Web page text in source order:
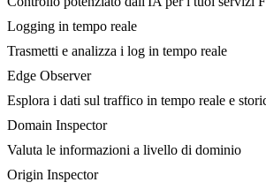
Logging in tempo reale
Trasmetti e analizza i log in tempo reale
Edge Observer
Esplora i dati sul traffico in tempo reale e
Domain Inspector
Valuta le informazioni a livello di dominio
Origin Inspector